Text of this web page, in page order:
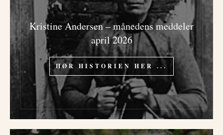
Kristine Andersen – månedens meddeler
april 2026
HØR HISTORIEN HER ...